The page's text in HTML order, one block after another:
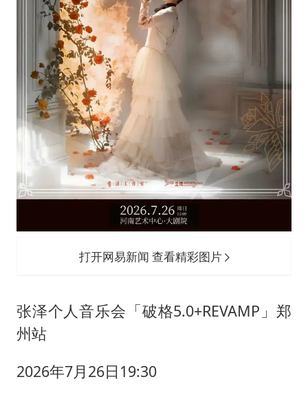
打开网易新闻 查看精彩图片
张泽个人音乐会「破格5.0+REVAMP」郑
州站
2026年7月26日19:30